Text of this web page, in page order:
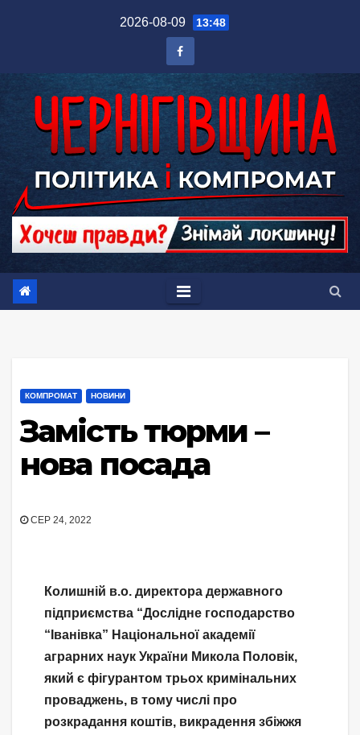
2026-08-09 13:48
КОМПРОМАТ НОВИНИ
Замість тюрми –
нова посада
СЕР 24, 2022
Колишній в.о. директора державного
підприємства “Дослідне господарство
“Іванівка” Національної академії
аграрних наук України Микола Половік,
який є фігурантом трьох кримінальних
проваджень, в тому числі про
розкрадання коштів, викрадення збіжжя